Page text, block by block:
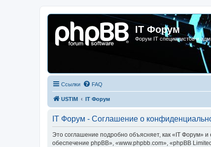
IT Форум
Форум IT специалистов и
Ссылки FAQ
USTIM IT Форум
IT Форум - Соглашение о
Это соглашение подробно объясняет, как «IT Форум»
обеспечение phpBB», «www.phpbb.com», «phpBB